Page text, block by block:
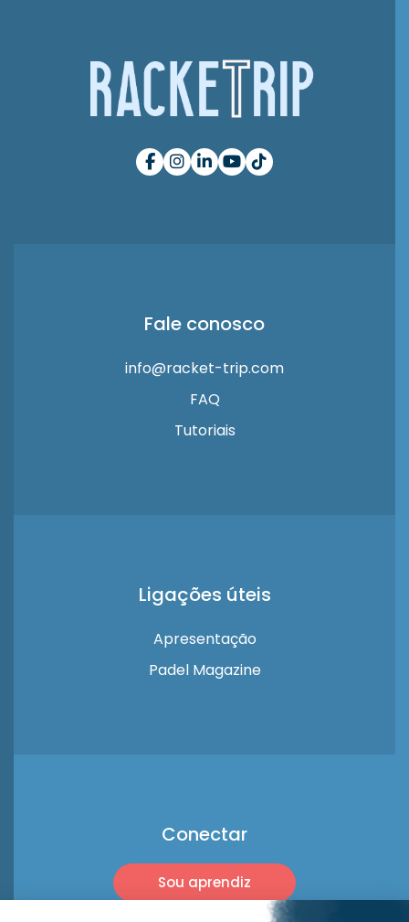
Fale conosco
info@racket-trip.com
FAQ
Tutoriais
Ligações úteis
Apresentação
Padel Magazine
Conectar
Sou aprendiz